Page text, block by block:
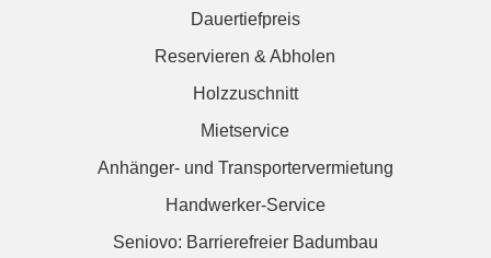
Dauertiefpreis
Reservieren & Abholen
Holzzuschnitt
Mietservice
Anhänger- und Transportervermietung
Handwerker-Service
Seniovo: Barrierefreier Badumbau